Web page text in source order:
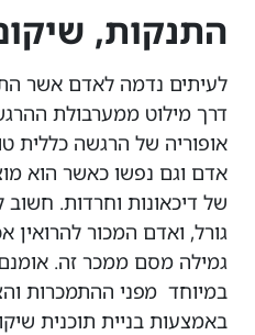
התנקות,
לעיתים נדמה לאדם אשר
דרך מילוט ממערבולת
אופוריה של הרגשה כללית
אדם וגם נפשו כאשר הוא
של דיכאונות וחרדות. חשוב
גורל, ואדם המכור להרואין
גמילה מסם ממכר זה.
במיוחד מפני ההתמכרות
באמצעות בניית תוכנית